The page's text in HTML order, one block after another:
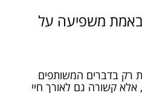
משפיעה על
רק בדברים המשותפים
קשורה גם לאורך חיי